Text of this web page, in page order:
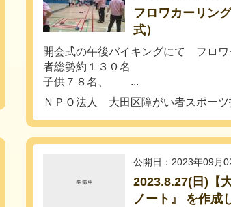
フロワカーリン
式）
開会式の午後バイキングにて フロ
者総勢約１３０名
子供７８名、 ...
ＮＰＯ法人 大田区障がい者スポーツ
公開日：2023年09月
2023.8.27(日)【
ノート』 を作成